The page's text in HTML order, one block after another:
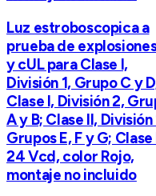
Luz estroboscopica a
prueba de
y cUL para Clase I,
División 1, Grupo C y
Clase I, División 2,
A y B; Clase II, División
Grupos E, F y G; Clase
24 Vcd, color Rojo,
montaje no incluido